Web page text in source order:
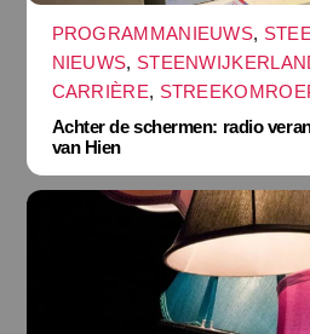
PROGRAMMANIEUWS,
NIEUWS,
CARRIÈRE,
Achter de schermen: radio
van Hien